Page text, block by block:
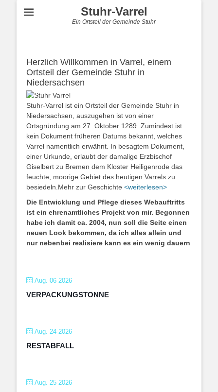
Stuhr-Varrel
Ein Ortsteil der Gemeinde Stuhr
Herzlich Willkommen in Varrel, einem
Ortsteil der Gemeinde Stuhr in
Niedersachsen
Stuhr-Varrel ist ein Ortsteil der Gemeinde Stuhr in
Niedersachsen, auszugehen ist von einer
Ortsgründung am 27. Oktober 1289. Zumindest ist
kein Dokument früheren Datums bekannt, welches
Varrel namentlich erwähnt. In besagtem Dokument,
einer Urkunde, erlaubt der damalige Erzbischof
Giselbert zu Bremen dem Kloster Heiligenrode das
feuchte, moorige Gebiet des heutigen Varrels zu
besiedeln.Mehr zur Geschichte <weiterlesen>
Die Entwicklung und Pflege dieses Webauftritts
ist ein ehrenamtliches Projekt von mir. Begonnen
habe ich damit ca. 2004, nun soll die Seite einen
neuen Look bekommen, da ich alles allein und
nur nebenbei realisiere kann es ein wenig dauern
Aug. 06 2026
VERPACKUNGSTONNE
Aug. 24 2026
RESTABFALL
Aug. 25 2026